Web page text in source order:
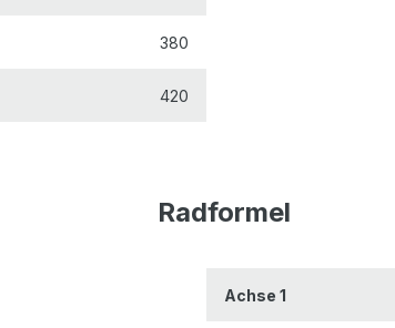
380
420
Radformel
Achse 1